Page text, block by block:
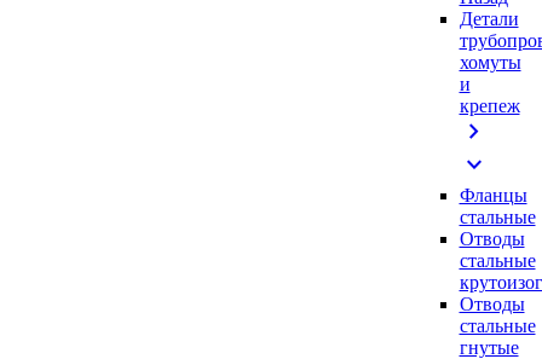
Детали
хомуты
и
крепеж
chevron_right
expand_more
Фланцы
стальные
Отводы
стальные
Отводы
стальные
гнутые